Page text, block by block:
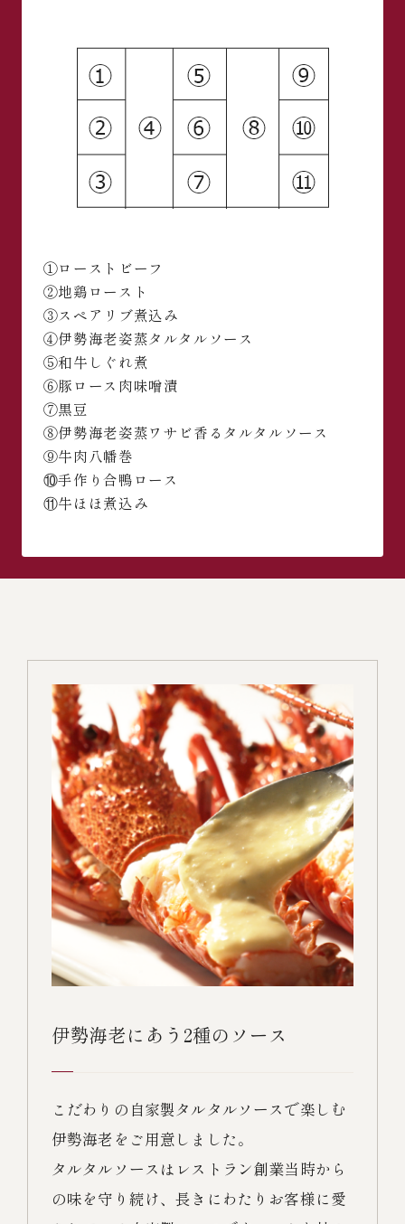
①ローストビーフ
②地鶏ロースト
③スペアリブ煮込み
④伊勢海老姿蒸タルタルソース
⑤和牛しぐれ煮
⑥豚ロース肉味噌漬
⑦黒豆
⑧伊勢海老姿蒸ワサビ香るタルタルソース
⑨牛肉八幡巻
⑩手作り合鴨ロース
⑪牛ほほ煮込み
伊勢海老にあう2種のソース
こだわりの自家製タルタルソースで楽しむ
伊勢海老をご用意しました。
タルタルソースはレストラン創業当時から
の味を守り続け、長きにわたりお客様に愛